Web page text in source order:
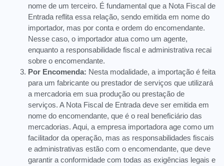
nome de um terceiro. É fundamental que a Nota Fiscal de
Entrada reflita essa relação, sendo emitida em nome do
importador, mas por conta e ordem do encomendante.
Nesse caso, o importador atua como um agente,
enquanto a responsabilidade fiscal e administrativa recai
sobre o encomendante.
Por Encomenda: Nesta modalidade, a importação é feita
para um fabricante ou prestador de serviços que utilizará
a mercadoria em sua produção ou prestação de
serviços. A Nota Fiscal de Entrada deve ser emitida em
nome do encomendante, que é o real beneficiário das
mercadorias. Aqui, a empresa importadora age como um
facilitador da operação, mas as responsabilidades fiscais
e administrativas estão com o encomendante, que deve
garantir a conformidade com todas as exigências legais e